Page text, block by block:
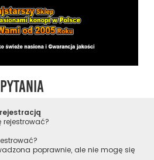
rejestrować?
poprawnie, ale nie mogę się